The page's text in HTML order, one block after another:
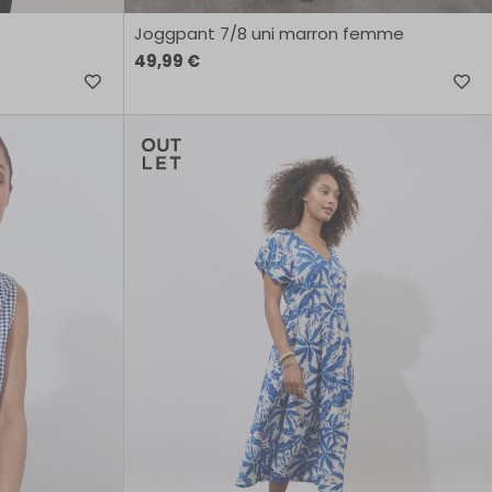
Joggpant 7/8 uni marron femme
49,99 €